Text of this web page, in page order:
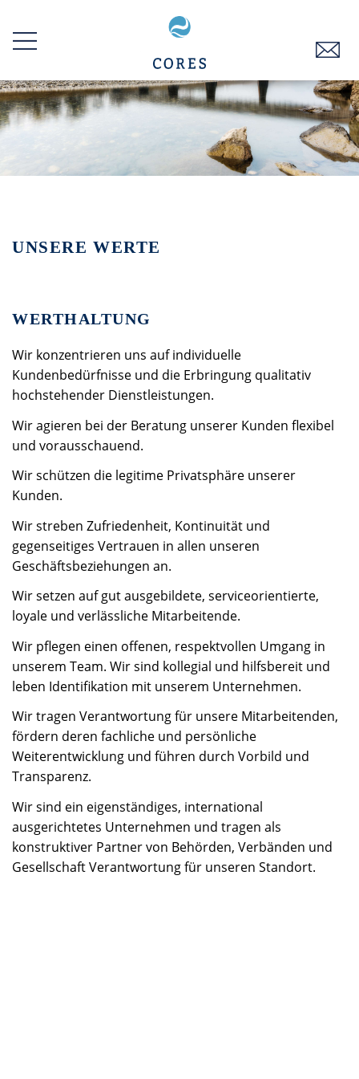
Inhalt
springen
UNSERE WERTE
WERTHALTUNG
Wir konzentrieren uns auf individuelle
Kundenbedürfnisse und die Erbringung qualitativ
hochstehender Dienstleistungen.
Wir agieren bei der Beratung unserer Kunden flexibel
und vorausschauend.
Wir schützen die legitime Privatsphäre unserer
Kunden.
Wir streben Zufriedenheit, Kontinuität und
gegenseitiges Vertrauen in allen unseren
Geschäftsbeziehungen an.
Wir setzen auf gut ausgebildete, serviceorientierte,
loyale und verlässliche Mitarbeitende.
Wir pflegen einen offenen, respektvollen Umgang in
unserem Team. Wir sind kollegial und hilfsbereit und
leben Identifikation mit unserem Unternehmen.
Wir tragen Verantwortung für unsere Mitarbeitenden,
fördern deren fachliche und persönliche
Weiterentwicklung und führen durch Vorbild und
Transparenz.
Wir sind ein eigenständiges, international
ausgerichtetes Unternehmen und tragen als
konstruktiver Partner von Behörden, Verbänden und
Gesellschaft Verantwortung für unseren Standort.